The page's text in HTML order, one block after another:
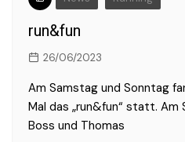
run&fun
26/06/2023
Am Samstag und Sonntag
Mal das „run&fun“ statt. Am
Boss und Thomas